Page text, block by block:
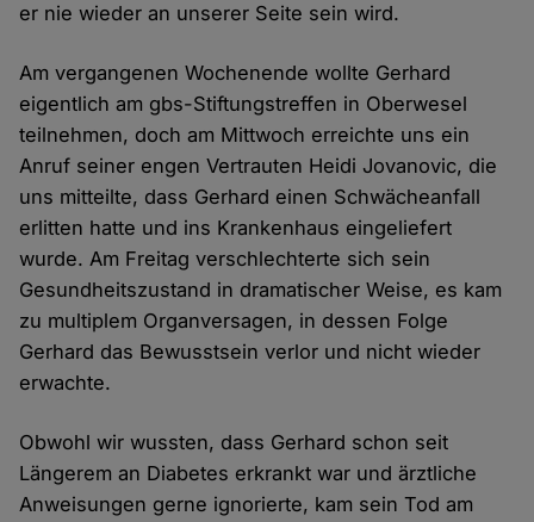
er nie wieder an unserer Seite sein wird.
Am vergangenen Wochenende wollte Gerhard
eigentlich am gbs-Stiftungstreffen in Oberwesel
teilnehmen, doch am Mittwoch erreichte uns ein
Anruf seiner engen Vertrauten Heidi Jovanovic, die
uns mitteilte, dass Gerhard einen Schwächeanfall
erlitten hatte und ins Krankenhaus eingeliefert
wurde. Am Freitag verschlechterte sich sein
Gesundheitszustand in dramatischer Weise, es kam
zu multiplem Organversagen, in dessen Folge
Gerhard das Bewusstsein verlor und nicht wieder
erwachte.
Obwohl wir wussten, dass Gerhard schon seit
Längerem an Diabetes erkrankt war und ärztliche
Anweisungen gerne ignorierte, kam sein Tod am